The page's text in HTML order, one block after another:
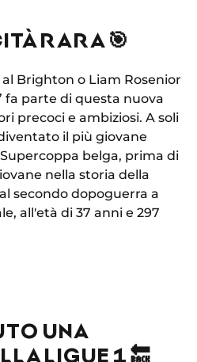
RARA 🎯
Brighton o Liam Rosenior
fa parte di questa nuova
precoci e ambiziosi. A soli
il più giovane
belga, prima di
nella storia della
secondo dopoguerra a
all'età di 37 anni e 297
UNA
LIGUE 1 🔙